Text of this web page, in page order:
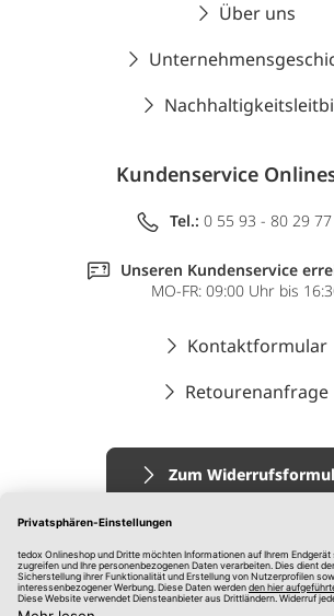
Über uns
Kundenservice
Tel.: 0 55 93 - 80 29
Unseren Kundenservice
MO-FR: 09:00 Uhr bis
Kontaktformular
Retourenanfrage
Zum
Impressum
AGB